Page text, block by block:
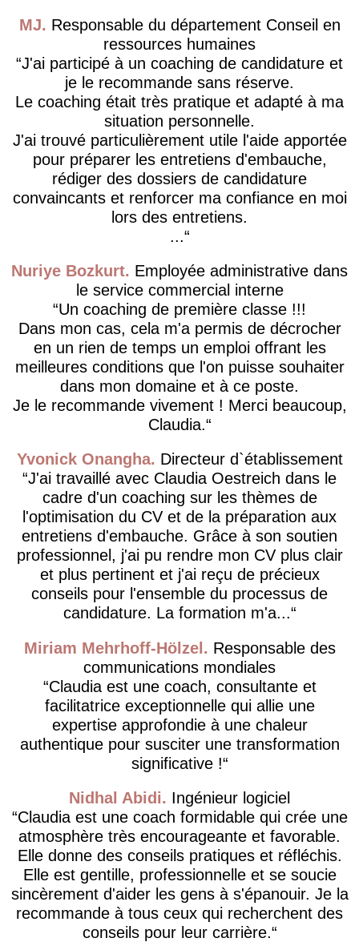
MJ
Responsable du département Conseil en
ressources humaines
J'ai participé à un coaching de candidature et
je le recommande sans réserve.
Le coaching était très pratique et adapté à ma
situation personnelle.
J'ai trouvé particulièrement utile l'aide apportée
pour préparer les entretiens d'embauche,
rédiger des dossiers de candidature
convaincants et renforcer ma confiance en moi
lors des entretiens.
...
Nuriye Bozkurt Employée administrative dans
le service commercial interne
Un coaching de première classe !!!
Dans mon cas, cela m'a permis de décrocher
en un rien de temps un emploi offrant les
meilleures conditions que l'on puisse souhaiter
dans mon domaine et à ce poste.
Je le recommande vivement ! Merci beaucoup,
Claudia.
Yvonick Onangha
Directeur d`établissement
J'ai travaillé avec Claudia Oestreich dans le
cadre d'un coaching sur les thèmes de
l'optimisation du CV et de la préparation aux
entretiens d'embauche. Grâce à son soutien
professionnel, j'ai pu rendre mon CV plus clair
et plus pertinent et j'ai reçu de précieux
conseils pour l'ensemble du processus de
candidature. La formation m'a...
Miriam Mehrhoff-Hölzel
Responsable des
communications mondiales
Claudia est une coach, consultante et
facilitatrice exceptionnelle qui allie une
expertise approfondie à une chaleur
authentique pour susciter une transformation
significative !
Nidhal Abidi
Ingénieur logiciel
Claudia est une coach formidable qui crée une
atmosphère très encourageante et favorable.
Elle donne des conseils pratiques et réfléchis.
Elle est gentille, professionnelle et se soucie
sincèrement d'aider les gens à s'épanouir. Je la
recommande à tous ceux qui recherchent des
conseils pour leur carrière.